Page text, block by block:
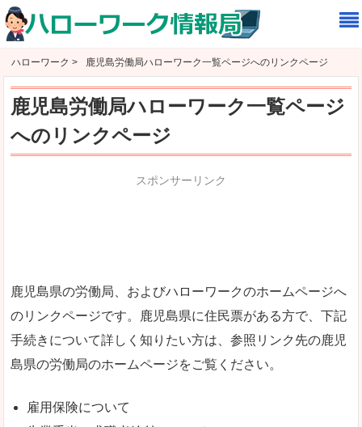
ハローワーク > 鹿児島労働局ハローワーク一覧ページへのリンクページ
鹿児島労働局ハローワーク一覧ページ
へのリンクページ
スポンサーリンク
鹿児島県の労働局、およびハローワークのホームページへ
のリンクページです。鹿児島県に住民票がある方で、下記
手続きについて詳しく知りたい方は、参照リンク先の鹿児
島県の労働局のホームページをご覧ください。
雇用保険について